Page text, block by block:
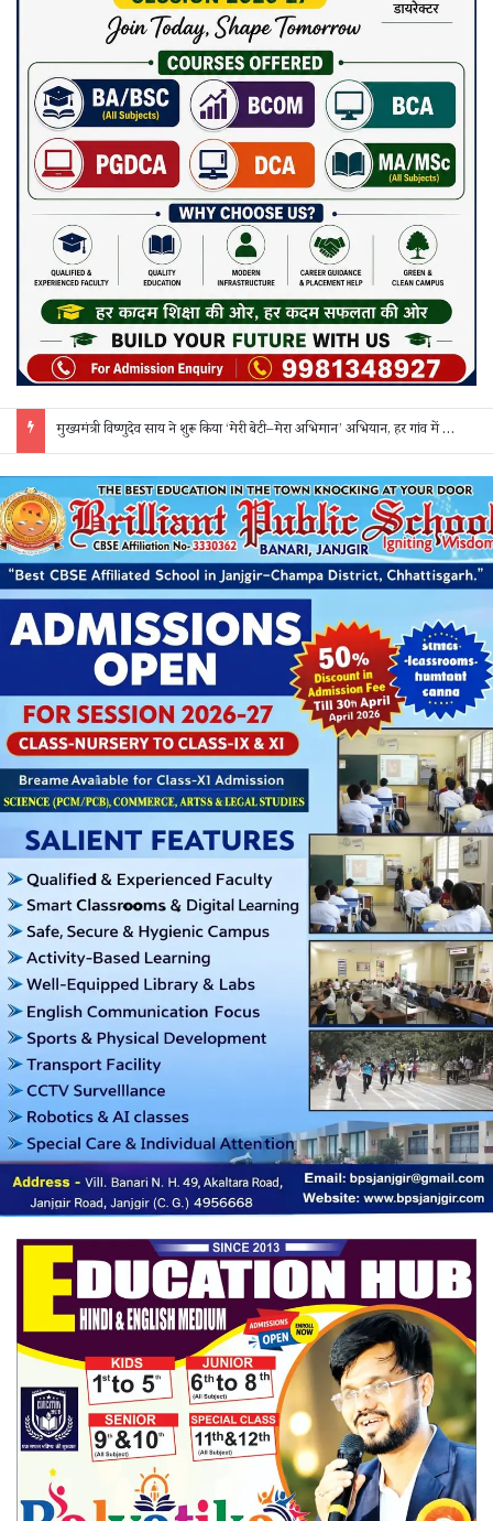
मुख्यमंत्री विष्णुदेव साय ने शुरू किया ‘मेरी बेटी–मेरा अभिमान’ अभियान, हर गांव में मुक्तिधाम और हर स्कूल में बालिका शौचालय